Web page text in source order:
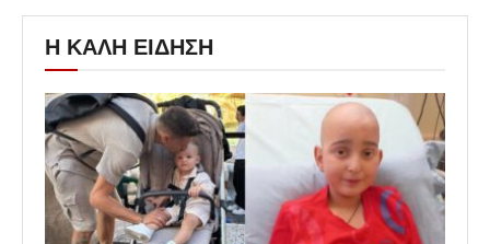
Η ΚΑΛΗ ΕΙΔΗΣΗ